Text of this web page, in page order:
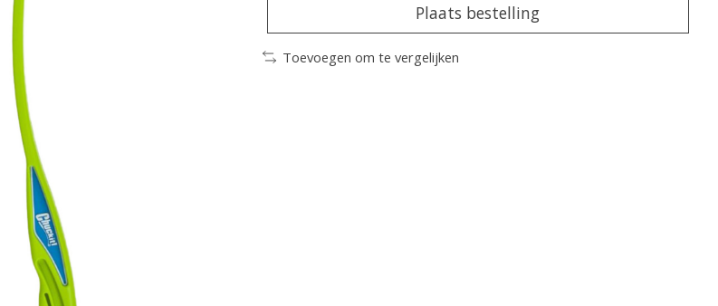
Plaats bestelling
Toevoegen om te vergelijken